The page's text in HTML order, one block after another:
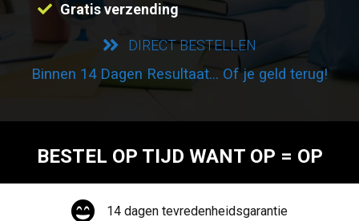
Gratis verzending
DIRECT BESTELLEN
Binnen 14 Dagen Resultaat... Of je geld terug!
BESTEL OP TIJD WANT OP = OP
14 dagen tevredenheidsgarantie